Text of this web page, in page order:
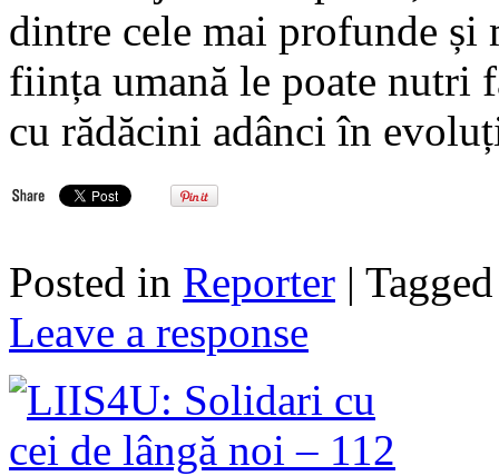
dintre cele mai profunde și
ființa umană le poate nutri
cu rădăcini adânci în
Posted in Reporter |
Leave a response